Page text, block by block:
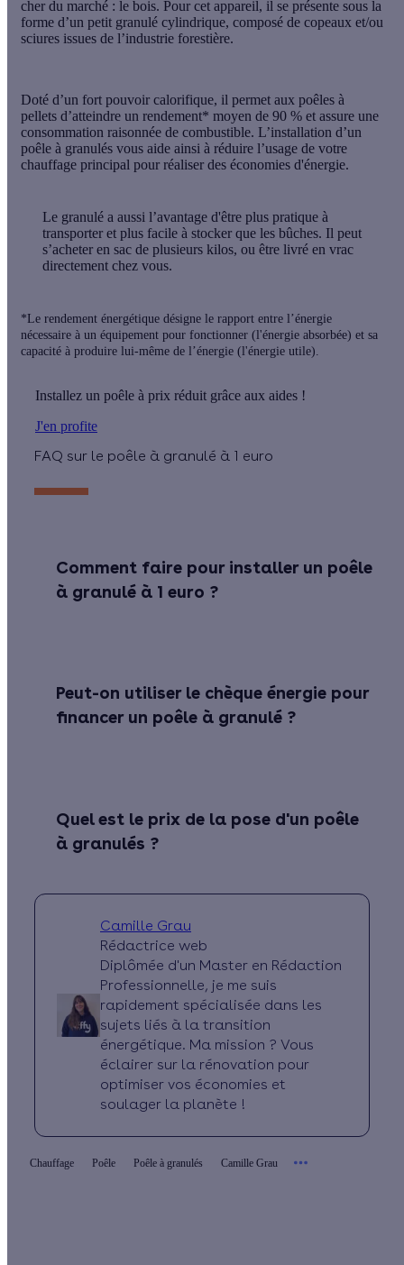
cher du marché : le bois. Pour cet appareil, il se présente sous la
forme d’un petit granulé cylindrique, composé de copeaux et/ou
sciures issues de l’industrie forestière.
Doté d’un fort pouvoir calorifique, il permet aux poêles à
pellets d’atteindre un rendement* moyen de 90 % et assure une
consommation raisonnée de combustible. L’installation d’un
poêle à granulés vous aide ainsi à réduire l’usage de votre
chauffage principal pour réaliser des économies d'énergie.
Le granulé a aussi l’avantage d'être plus pratique à
transporter et plus facile à stocker que les bûches. Il peut
s’acheter en sac de plusieurs kilos, ou être livré en vrac
directement chez vous.
*Le rendement énergétique désigne le rapport entre l’énergie
nécessaire à un équipement pour fonctionner (l'énergie absorbée) et sa
capacité à produire lui-même de l’énergie (l'énergie utile).
Installez un poêle à prix réduit grâce aux aides !
J'en profite
FAQ sur le poêle à granulé à 1 euro
Comment faire pour installer un poêle
à granulé à 1 euro ?
Peut-on utiliser le chèque énergie pour
financer un poêle à granulé ?
Quel est le prix de la pose d'un poêle
à granulés ?
Camille Grau
Rédactrice web
Diplômée d'un Master en Rédaction
Professionnelle, je me suis
rapidement spécialisée dans les
sujets liés à la transition
énergétique. Ma mission ? Vous
éclairer sur la rénovation pour
optimiser vos économies et
soulager la planète !
Chauffage Poêle Poêle à granulés Camille Grau